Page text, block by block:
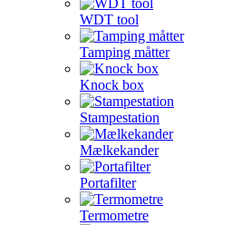
WDT tool
Tamping måtter
Knock box
Stampestation
Mælkekander
Portafilter
Termometre